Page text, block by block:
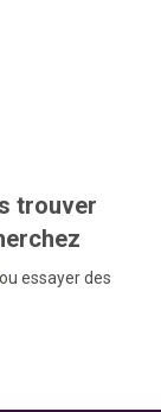
trouver
ou essayer des